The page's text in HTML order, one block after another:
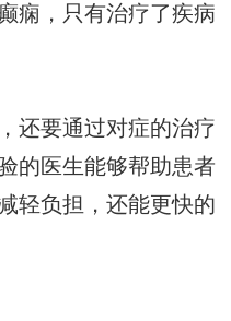
痫，只有治疗了疾病
还要通过对症的治疗
的医生能够帮助患者
轻负担，还能更快的